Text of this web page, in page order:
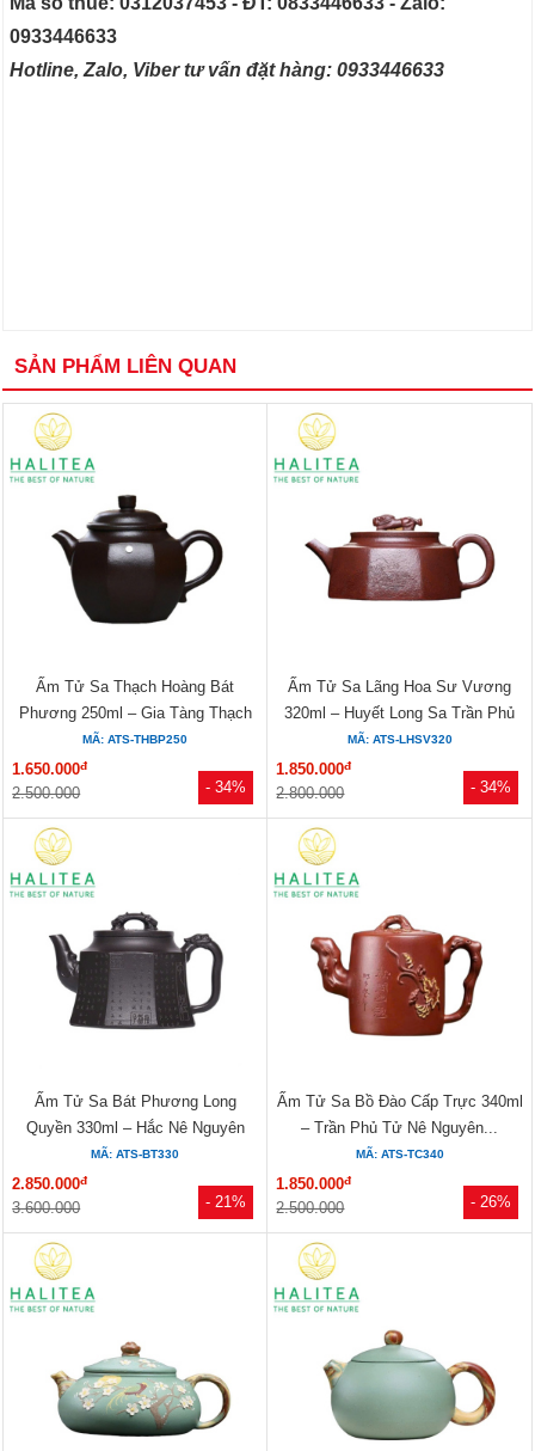
0933446633
Hotline, Zalo, Viber tư vấn đặt hàng: 0933446633
SẢN PHẨM LIÊN QUAN
- 34%
Ấm Tử Sa Thạch Hoàng Bát
Phương 250ml – Gia Tàng Thạch
Hoàng...
MÃ: ATS-THBP250
1.650.000đ
2.500.000 - 34%
Ấm Tử Sa Lãng Hoa Sư Vương
320ml – Huyết Long Sa Trần Phủ
Thủ...
MÃ: ATS-LHSV320
1.850.000đ
2.800.000
- 21%
Ấm Tử Sa Bát Phương Long
Quyền 330ml – Hắc Nê Nguyên
Khoáng...
MÃ: ATS-BT330
2.850.000đ
3.600.000 - 26%
Ấm Tử Sa Bồ Đào Cấp Trực 340ml
– Trần Phủ Tử Nê Nguyên...
MÃ: ATS-TC340
1.850.000đ
2.500.000